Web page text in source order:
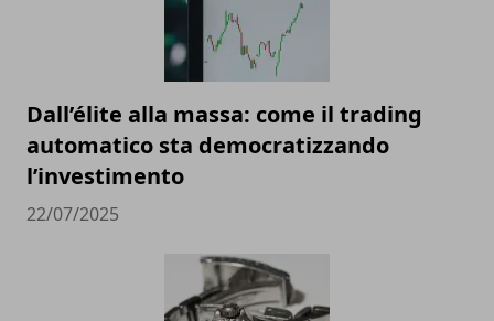
Dall’élite alla massa: come il trading
automatico sta democratizzando
l’investimento
22/07/2025